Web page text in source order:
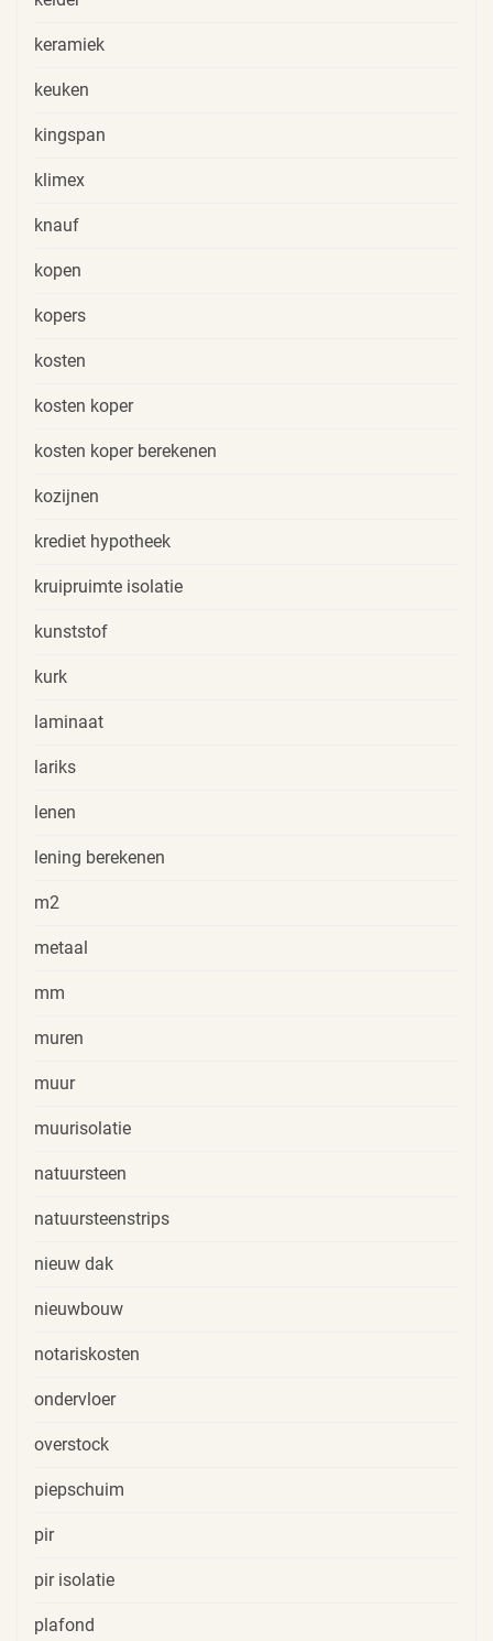
keramiek
keuken
kingspan
klimex
knauf
kopen
kopers
kosten
kosten koper
kosten koper berekenen
kozijnen
krediet hypotheek
kruipruimte isolatie
kunststof
kurk
laminaat
lariks
lenen
lening berekenen
m2
metaal
mm
muren
muur
muurisolatie
natuursteen
natuursteenstrips
nieuw dak
nieuwbouw
notariskosten
ondervloer
overstock
piepschuim
pir
pir isolatie
plafond